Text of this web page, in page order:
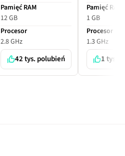
Pamięć RAM
12 GB
Procesor
2.8 GHz
42 tys. polubień
Pamięć RAM
1 GB
Procesor
1.3 GHz
1 tys.